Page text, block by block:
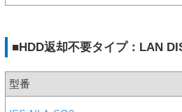
■HDD返却不要タイプ：LAN
型番